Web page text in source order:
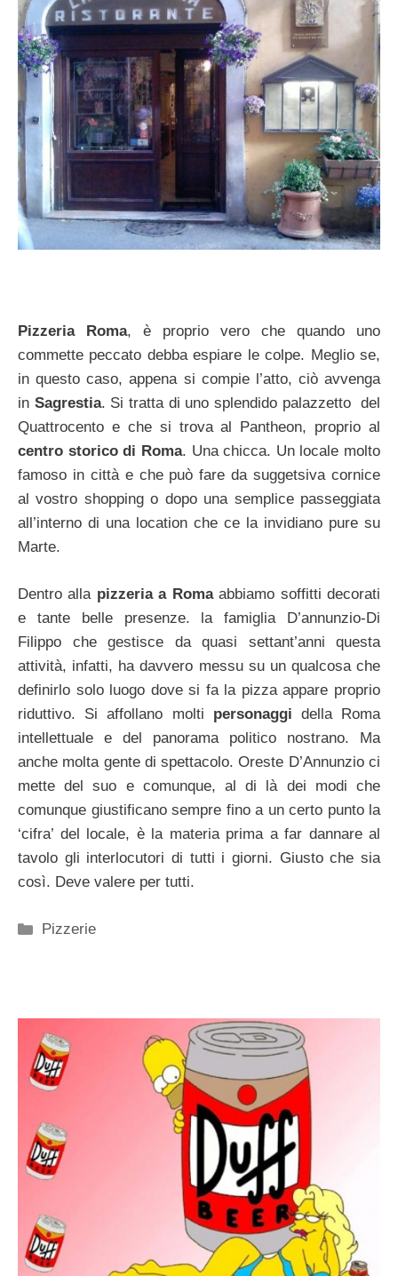
Pizzeria Roma, è proprio vero che quando uno
commette peccato debba espiare le colpe. Meglio se,
in questo caso, appena si compie l’atto, ciò avvenga
in Sagrestia. Si tratta di uno splendido palazzetto del
Quattrocento e che si trova al Pantheon, proprio al
centro storico di Roma. Una chicca. Un locale molto
famoso in città e che può fare da suggetsiva cornice
al vostro shopping o dopo una semplice passeggiata
all’interno di una location che ce la invidiano pure su
Marte.
Dentro alla pizzeria a Romaabbiamo soffitti decorati
e tante belle presenze. la famiglia D’annunzio-Di
Filippo che gestisce da quasi settant’anni questa
attività, infatti, ha davvero messu su un qualcosa che
definirlo solo luogo dove si fa la pizza appare proprio
riduttivo. Si affollano molti personaggi della Roma
intellettuale e del panorama politico nostrano. Ma
anche molta gente di spettacolo. Oreste D’Annunzio ci
mette del suo e comunque, al di là dei modi che
comunque giustificano sempre fino a un certo punto la
‘cifra’ del locale, è la materia prima a far dannare al
tavolo gli interlocutori di tutti i giorni. Giusto che sia
così. Deve valere per tutti.
Categorie
Pizzerie